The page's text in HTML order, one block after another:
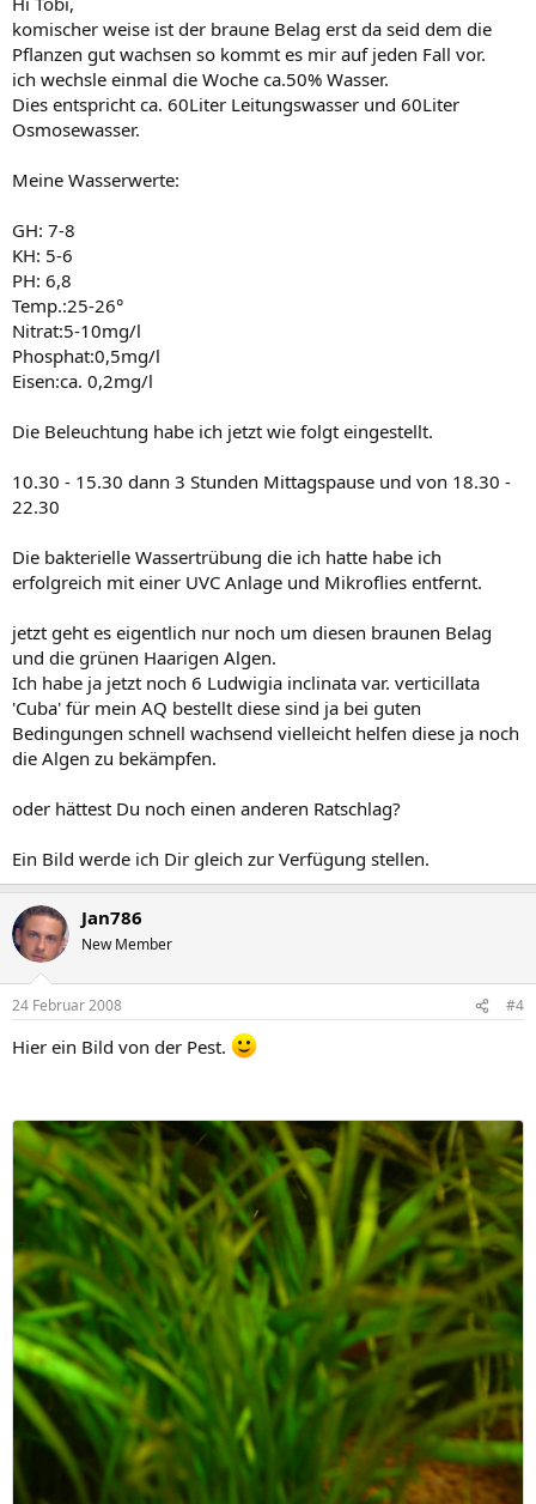
komischer weise ist der braune Belag erst da seid dem die
Pflanzen gut wachsen so kommt es mir auf jeden Fall vor.
ich wechsle einmal die Woche ca.50% Wasser.
Dies entspricht ca. 60Liter Leitungswasser und 60Liter
Osmosewasser.
Meine Wasserwerte:
GH: 7-8
KH: 5-6
PH: 6,8
Temp.:25-26°
Nitrat:5-10mg/l
Phosphat:0,5mg/l
Eisen:ca. 0,2mg/l
Die Beleuchtung habe ich jetzt wie folgt eingestellt.
10.30 - 15.30 dann 3 Stunden Mittagspause und von 18.30 -
22.30
Die bakterielle Wassertrübung die ich hatte habe ich
erfolgreich mit einer UVC Anlage und Mikroflies entfernt.
jetzt geht es eigentlich nur noch um diesen braunen Belag
und die grünen Haarigen Algen.
Ich habe ja jetzt noch 6 Ludwigia inclinata var. verticillata
'Cuba' für mein AQ bestellt diese sind ja bei guten
Bedingungen schnell wachsend vielleicht helfen diese ja noch
die Algen zu bekämpfen.
oder hättest Du noch einen anderen Ratschlag?
Ein Bild werde ich Dir gleich zur Verfügung stellen.
Jan786
New Member
24 Februar 2008 #4
Hier ein Bild von der Pest.